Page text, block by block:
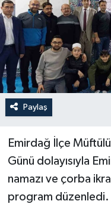
Paylaş
Emirdağ İlçe
Günü dolayısıyla
namazı ve çorba
program düzenledi.